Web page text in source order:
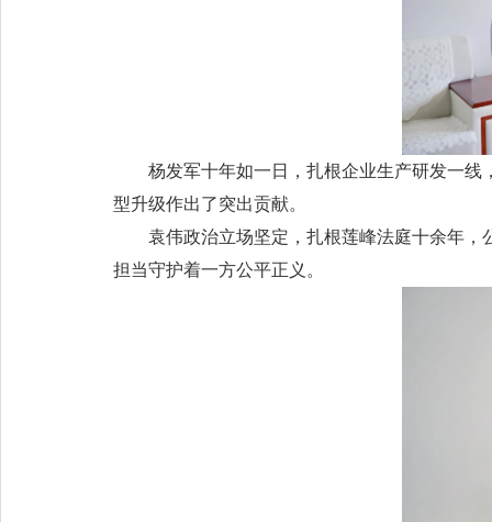
杨发军十年如一日，扎根企业生产研发一线
型升级作出了突出贡献。
袁伟政治立场坚定，扎根莲峰法庭十余年
担当守护着一方公平正义。